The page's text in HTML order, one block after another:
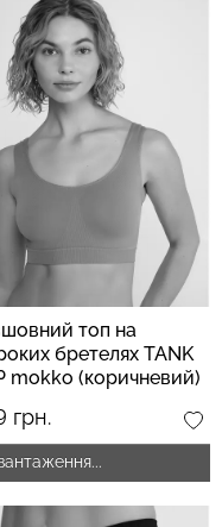
топ на
бретелях TANK
mokko (коричневий)
грн.